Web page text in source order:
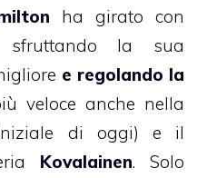
ha girato con
sfruttando la sua
e regolando la
veloce anche nella
di oggi) e il
Kovalainen. Solo